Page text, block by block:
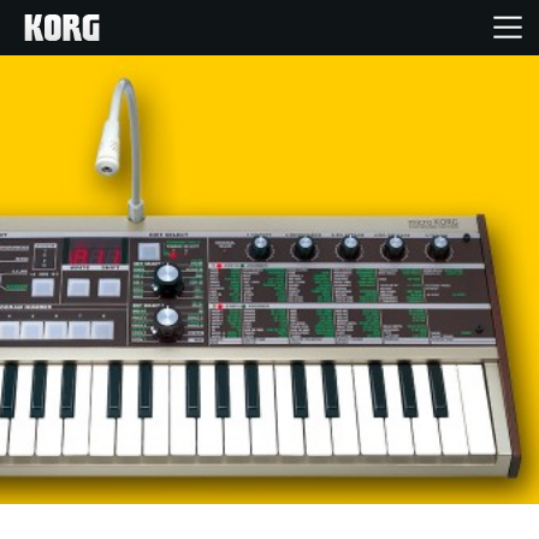
Accueil
Produits
Extras
Evénements
Support
Où acheter ?